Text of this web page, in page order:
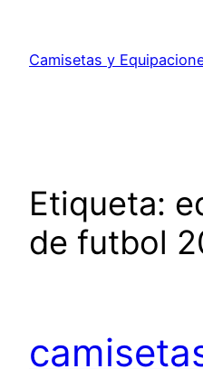
contenido
Camisetas y
Etiqueta:
de futbol